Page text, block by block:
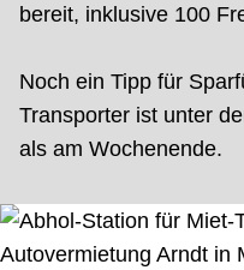
bereit, inklusive 100
Noch ein Tipp für
Transporter ist unter
als am Wochenende.